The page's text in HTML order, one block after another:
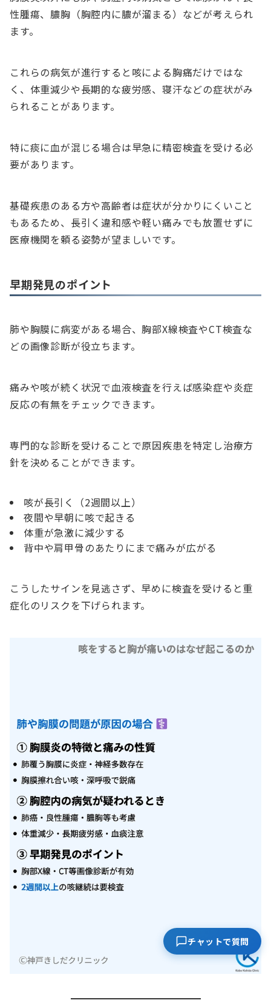
性腫瘍、膿胸（胸腔内に膿が溜まる）などが考えられ
ます。
これらの病気が進行すると咳による胸痛だけではな
く、体重減少や長期的な疲労感、寝汗などの症状がみ
られることがあります。
特に痰に血が混じる場合は早急に精密検査を受ける必
要があります。
基礎疾患のある方や高齢者は症状が分かりにくいこと
もあるため、長引く違和感や軽い痛みでも放置せずに
医療機関を頼る姿勢が望ましいです。
早期発見のポイント
肺や胸膜に病変がある場合、胸部X線検査やCT検査な
どの画像診断が役立ちます。
痛みや咳が続く状況で血液検査を行えば感染症や炎症
反応の有無をチェックできます。
専門的な診断を受けることで原因疾患を特定し治療方
針を決めることができます。
咳が長引く（2週間以上）
夜間や早朝に咳で起きる
体重が急激に減少する
背中や肩甲骨のあたりにまで痛みが広がる
こうしたサインを見逃さず、早めに検査を受けると重
症化のリスクを下げられます。
チャットで質問